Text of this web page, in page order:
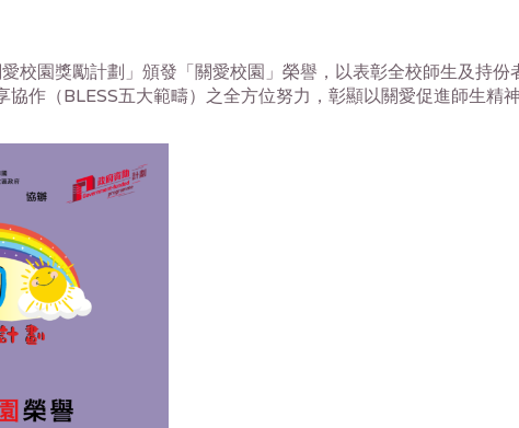
校園獎勵計劃」 頒發「關愛校園」榮譽， 以表彰全校師生及持份
協作（BLESS五大範疇）之全方位努力， 彰顯以關愛促進師生精